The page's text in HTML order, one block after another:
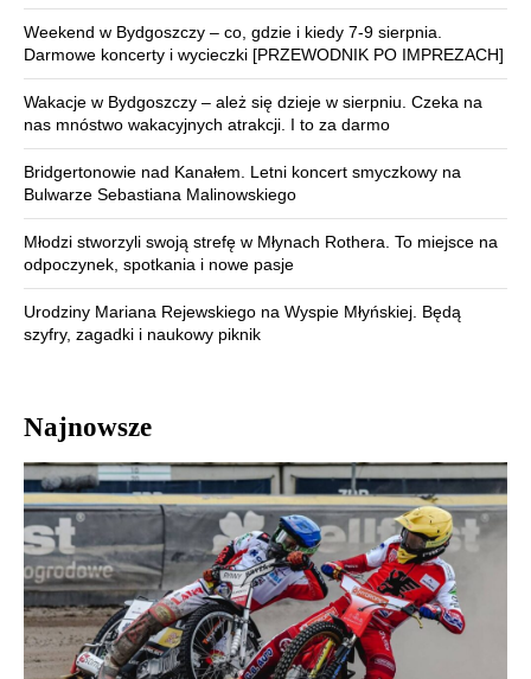
Weekend w Bydgoszczy – co, gdzie i kiedy 7-9 sierpnia.
Darmowe koncerty i wycieczki [PRZEWODNIK PO IMPREZACH]
Wakacje w Bydgoszczy – ależ się dzieje w sierpniu. Czeka na
nas mnóstwo wakacyjnych atrakcji. I to za darmo
Bridgertonowie nad Kanałem. Letni koncert smyczkowy na
Bulwarze Sebastiana Malinowskiego
Młodzi stworzyli swoją strefę w Młynach Rothera. To miejsce na
odpoczynek, spotkania i nowe pasje
Urodziny Mariana Rejewskiego na Wyspie Młyńskiej. Będą
szyfry, zagadki i naukowy piknik
Najnowsze